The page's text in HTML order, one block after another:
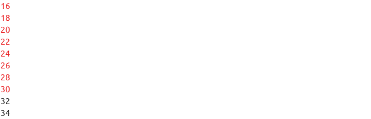
16
18
20
22
24
26
28
30
32
34